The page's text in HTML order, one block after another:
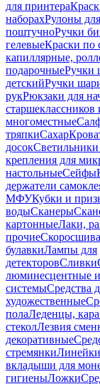
для принтера
наборахРулоны
поштучноРучки
гелевыеКраски по
капиллярные,
подарочныеРучки
детскийРучки
рукРюкзаки для
старшеклассников
многоместные
тряпкиСахар
досок
крепления для
настольныеСейфы
держатели
МФУКубки и
водыСканеры
картонныеЛаки,
прочие
булавкиЛампы для
детекторовСливки
люминесцентные
системыСредства
художественные
полаЛеденцы,
стеколЛезвия
декоративные
стремянкиЛинейки
вкладыши для
гигиеныЛожки